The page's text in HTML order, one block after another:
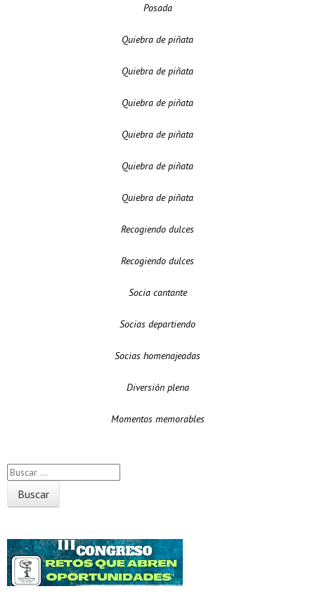
Posada
Quiebra de piñata
Quiebra de piñata
Quiebra de piñata
Quiebra de piñata
Quiebra de piñata
Quiebra de piñata
Recogiendo dulces
Recogiendo dulces
Socia cantante
Socias departiendo
Socias homenajeadas
Diversión plena
Momentos memorables